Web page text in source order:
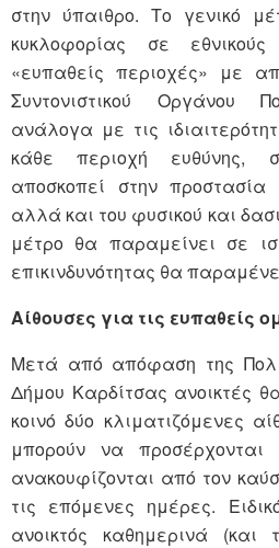
στην ύπαιθρο. Το γενικό
κυκλοφορίας σε
«ευπαθείς περιοχές» με
Συντονιστικού Οργάνου
ανάλογα με τις
κάθε περιοχή ευθύνης,
αποσκοπεί στην
αλλά και του φυσικού και
μέτρο θα παραμείνει σε
επικινδυνότητας θα
Αίθουσες για τις ευπαθείς
Μετά από απόφαση της
Δήμου Καρδίτσας ανοικτές
κοινό δύο κλιματιζόμενες
μπορούν να
ανακουφίζονται από τον
τις επόμενες ημέρες.
ανοικτός καθημερινά (και